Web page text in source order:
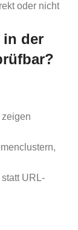
oder nicht
in der
zeigen
URL-